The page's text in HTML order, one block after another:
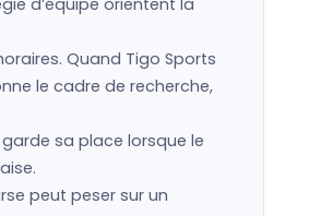
d’équipe orientent la
Quand Tigo Sports
le cadre de recherche,
sa place lorsque le
peut peser sur un